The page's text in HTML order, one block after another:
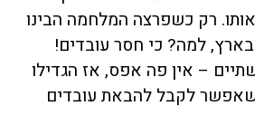
רק כשפרצה המלחמה הבינו
למה? כי חסר עובדים!
– אין פה אפס, אז הגדילו
לקבל להבאת עובדים